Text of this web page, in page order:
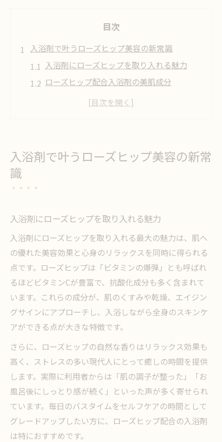
目次
入浴剤で叶うローズヒップ美容の新常識
入浴剤にローズヒップを取り入れる魅力
ローズヒップ配合入浴剤の美肌成分
入浴剤選びで注目すべき効果とは
肌を守るローズヒップ入浴剤の魅力とは
入浴剤で肌トラブルを優しくケアする方法
肌荒れ対策に役立つ入浴剤の特徴とは
ローズヒップ配合入浴剤の安全性も解説
リラックスも叶うローズヒップ入浴タイム
ローズヒップ入浴剤で心も体も癒やされる
理由
入浴剤の香りによるリラックス効果とは
ストレス軽減に役立つ入浴剤の選び方
リラックスタイムに最適な入浴剤の活用法
毎日の疲れを癒やす入浴剤の楽しみ方
入浴剤選びなら天然ローズヒップが人気の理由
天然ローズヒップ入浴剤の魅力を徹底解説
入浴剤選びで重視したいナチュラル成分
ローズヒップ配合入浴剤の選び方のコツ
天然由来入浴剤が人気を集める背景
入浴剤で叶うローズヒップ美容の新常
識
入浴剤にローズヒップを取り入れる魅力
入浴剤にローズヒップを取り入れる最大の魅力は、肌へ
の優れた美容効果と心身のリラックスを同時に得られる
点です。ローズヒップは「ビタミンの爆弾」とも呼ばれ
るほどビタミンCが豊富で、抗酸化成分も多く含まれて
います。これらの成分が、肌のくすみや乾燥、エイジン
グサインにアプローチし、入浴しながら全身のスキンケ
アができる点が大きな特徴です。
さらに、ローズヒップの自然な香りはリラックス効果も
高く、ストレスの多い現代人にとって癒しの時間を提供
します。実際に利用者からは「肌の調子が整った」「お
風呂後にしっとり感が続く」といった声が多く寄せられ
ています。毎日のバスタイムをセルフケアの時間として
グレードアップしたい方に、ローズヒップ配合の入浴剤
は特におすすめです。